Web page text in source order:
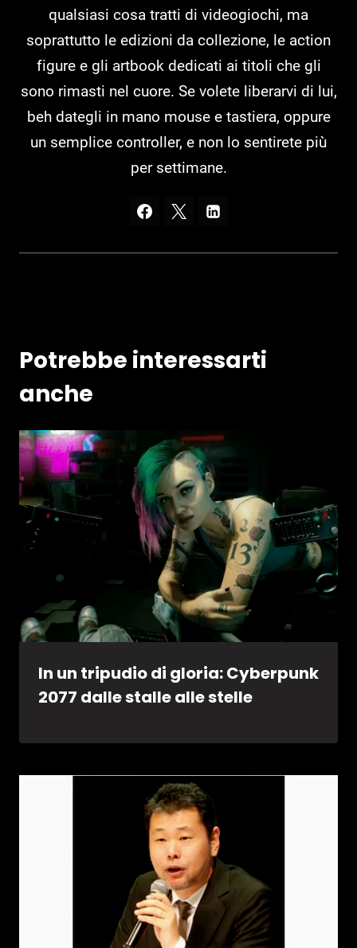
qualsiasi cosa tratti di videogiochi, ma
soprattutto le edizioni da collezione, le action
figure e gli artbook dedicati ai titoli che gli
sono rimasti nel cuore. Se volete liberarvi di lui,
beh dategli in mano mouse e tastiera, oppure
un semplice controller, e non lo sentirete più
per settimane.
Potrebbe interessarti
anche
In un tripudio di gloria: Cyberpunk
2077 dalle stalle alle stelle